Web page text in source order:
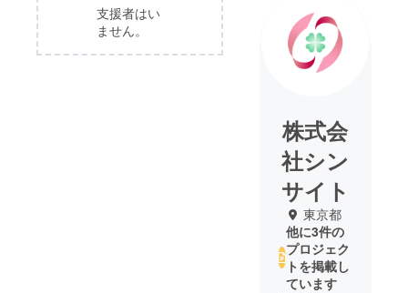
支援者はい
ません。
株式会
社シン
サイト
東京都
他に3件の
プロジェク
トを掲載し
ています